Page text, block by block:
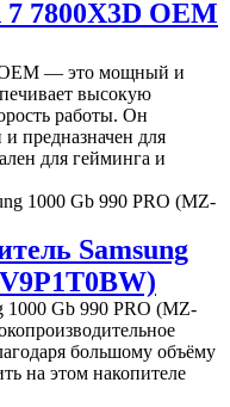
7800X3D OEM
— это мощный и
высокую
работы. Он
предназначен для
для гейминга и
Samsung
1000 Gb 990 PRO (MZ-
большому объёму
на этом накопителе